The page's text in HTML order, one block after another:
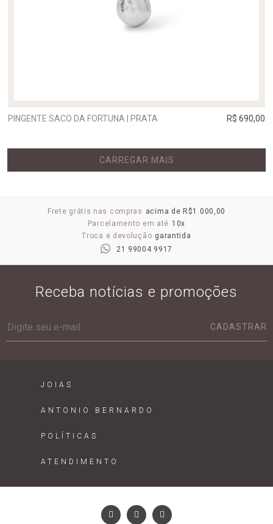
PINGENTE SACO DA FORTUNA | PRATA R$ 690,00
CARREGAR MAIS
Frete grátis nas compras acima de R$1.000,00
Parcelamento em até 10x
Troca e devolução garantida
21 99004 9917
Receba notícias e promoções
CADASTRAR
JOIAS
ANTONIO BERNARDO
POLÍTICAS
ATENDIMENTO